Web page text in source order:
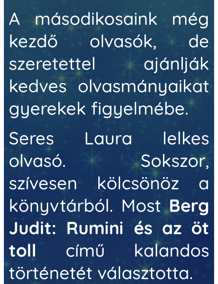
A másodikosaink még
kezdő olvasók, de
szeretettel ajánlják
kedves olvasmányaikat
gyerekek figyelmébe.
Seres Laura lelkes
olvasó. Sokszor,
szívesen kölcsönöz a
könyvtárból. MostBerg
Judit: Rumini és az öt
toll című kalandos
történetét választotta.